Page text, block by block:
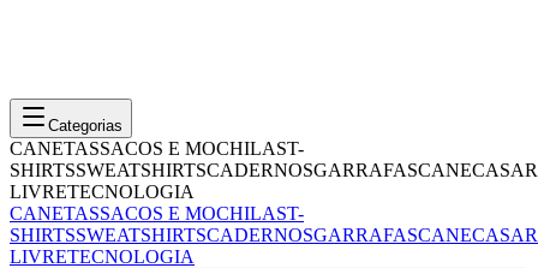
Categorias
CANETASSACOS E MOCHILAST-
SHIRTSSWEATSHIRTSCADERNOSGARRAFASCANECASAR
LIVRETECNOLOGIA
CANETASSACOS E MOCHILAST-
SHIRTSSWEATSHIRTSCADERNOSGARRAFASCANECASAR
LIVRETECNOLOGIA